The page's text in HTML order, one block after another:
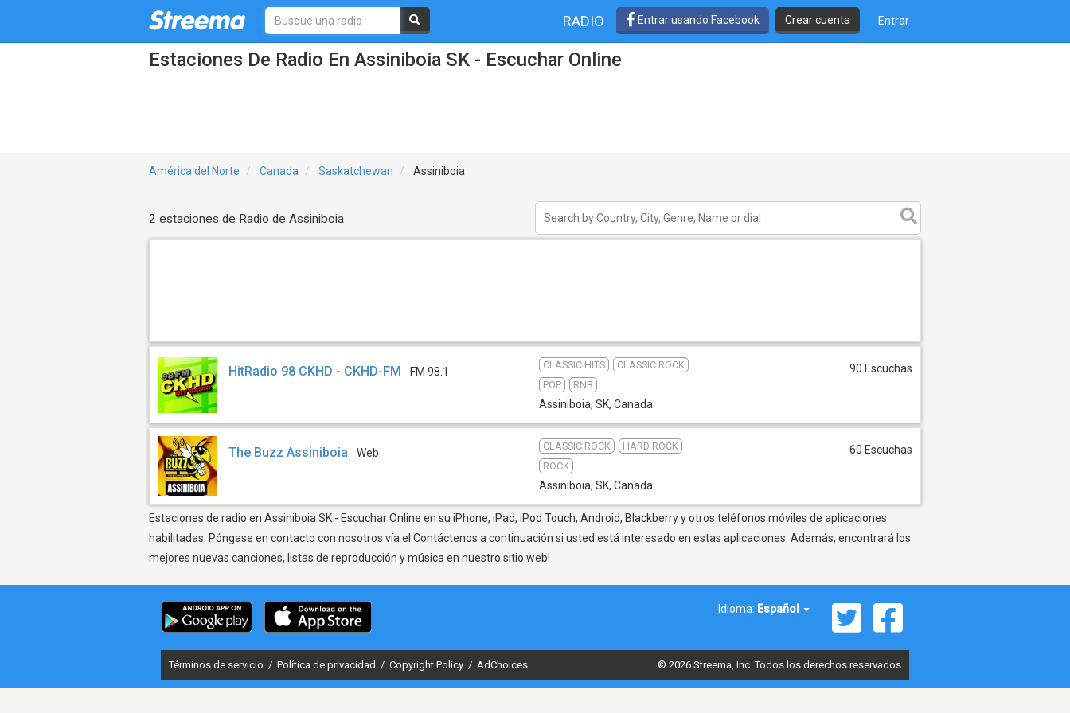
RADIO Entrar usando Facebook Crear cuenta Entrar
Estaciones De Radio En Assiniboia SK - Escuchar Online
América del Norte Canada Saskatchewan Assiniboia
2 estaciones de Radio de Assiniboia
HitRadio 98 CKHD - CKHD-FM FM 98.1
CLASSIC HITS
CLASSIC ROCK
POP
RNB
Assiniboia, SK, Canada
90 Escuchas
The Buzz Assiniboia Web
CLASSIC ROCK
HARD ROCK
ROCK
Assiniboia, SK, Canada
60 Escuchas
Estaciones de radio en Assiniboia SK - Escuchar Online en su iPhone, iPad, iPod Touch, Android, Blackberry y otros teléfonos móviles de aplicaciones
habilitadas. Póngase en contacto con nosotros vía el Contáctenos a continuación si usted está interesado en estas aplicaciones. Además, encontrará los
mejores nuevas canciones, listas de reproducción y música en nuestro sitio web!
Idioma: Español
Términos de servicio / Política de privacidad / Copyright Policy / AdChoices © 2026 Streema, Inc. Todos los derechos reservados